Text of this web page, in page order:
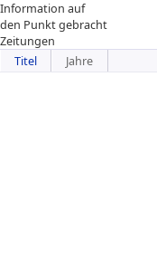
Information auf
den Punkt gebracht
Zeitungen
Titel
Jahre